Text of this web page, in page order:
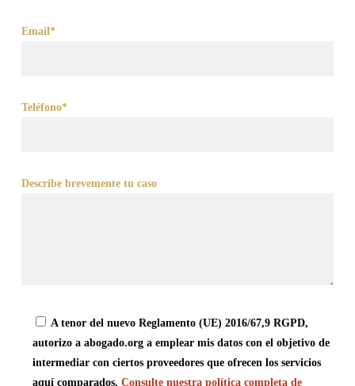
Email*
Teléfono*
Describe brevemente tu caso
A tenor del nuevo Reglamento (UE) 2016/67,9 RGPD,
autorizo a abogado.org a emplear mis datos con el objetivo de
intermediar con ciertos proveedores que ofrecen los servicios
aquí comparados. Consulte nuestra política completa de